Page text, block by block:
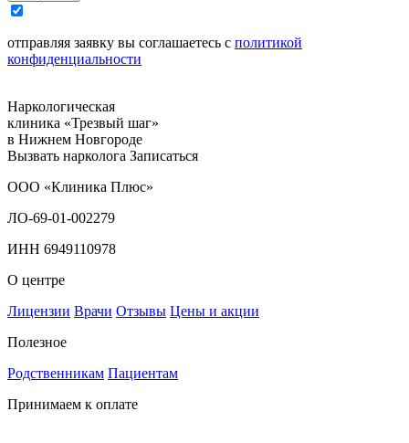
отправляя заявку вы соглашаетесь с политикой
конфиденциальности
Наркологическая
клиника «Трезвый шаг»
в Нижнем Новгороде
Вызвать нарколога Записаться
ООО «Клиника Плюс»
ЛО-69-01-002279
ИНН 6949110978
О центре
Лицензии Врачи Отзывы Цены и акции
Полезное
Родственникам Пациентам
Принимаем к оплате